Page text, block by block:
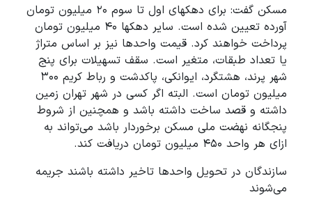
مسکن گفت: برای دهکهای اول تا سوم ۲۰ میلیون تومان
آورده تعیین شده است. سایر دهکها ۴۰ میلیون تومان
پرداخت خواهند کرد. قیمت واحدها نیز بر اساس متراژ
یا تعداد طبقات، متغیر است. سقف تسهیلات برای پنج
شهر پرند، هشتگرد، ایوانکی، پاکدشت و رباط کریم ۳۰۰
میلیون تومان است. البته اگر کسی در شهر تهران زمین
داشته و قصد ساخت داشته باشد و همچنین از شروط
پنجگانه نهضت ملی مسکن برخوردار باشد می‌تواند به
ازای هر واحد ۴۵۰ میلیون تومان دریافت کند.
سازندگان در تحویل واحدها تاخیر داشته باشند جریمه
می‌شوند